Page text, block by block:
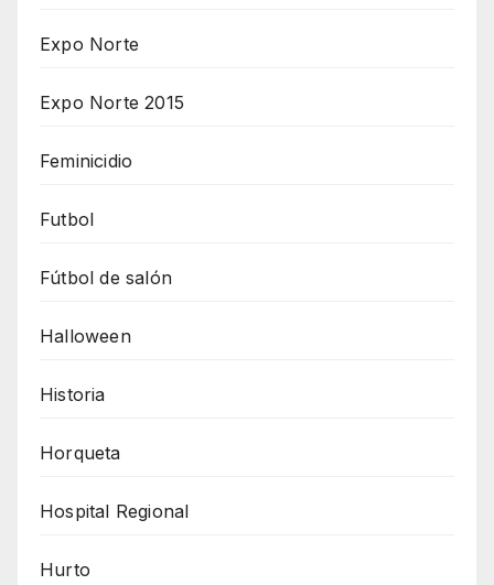
Expo Norte
Expo Norte 2015
Feminicidio
Futbol
Fútbol de salón
Halloween
Historia
Horqueta
Hospital Regional
Hurto